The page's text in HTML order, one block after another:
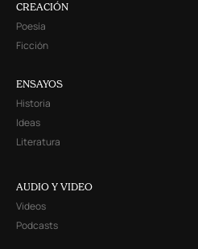
CREACIÓN
Poesía
Ficción
ENSAYOS
Historia
Ideas
Literatura
AUDIO Y VIDEO
Videos
Podcasts